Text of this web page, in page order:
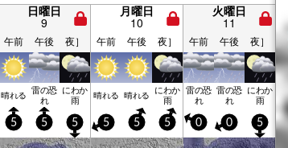
日曜日
9
月曜日
10
火曜日
11
午前 午後 夜］ 午前 午後 夜］ 午前 午後 夜］
晴れる 雷の恐
れ
にわか
雨 晴れる 晴れる にわか
雨
雷の恐
れ
雷の恐
れ
にわか
雨
5 5 5 5 5 5 0 0 5